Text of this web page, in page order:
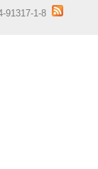
91317-1-8